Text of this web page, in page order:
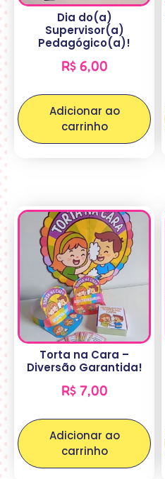
Dia do(a)
Supervisor(a)
Pedagógico(a)!
R$6,00
Adicionar ao
carrinho
Torta na Cara –
Diversão Garantida!
R$7,00
Adicionar ao
carrinho